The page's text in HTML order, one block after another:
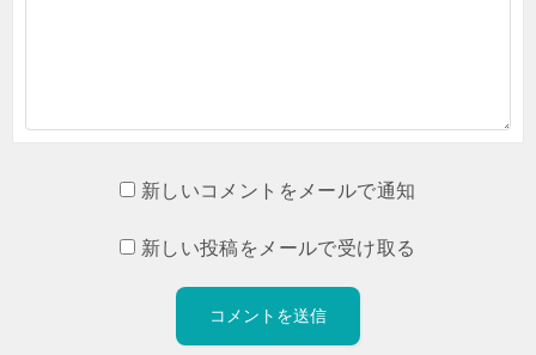
新しいコメントをメールで通知
新しい投稿をメールで受け取る